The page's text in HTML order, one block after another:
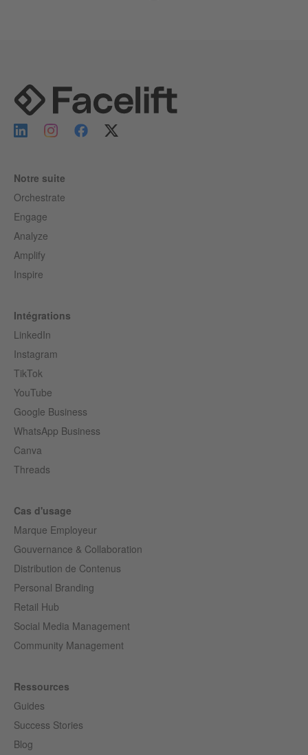
Notre suite
Orchestrate
Engage
Analyze
Amplify
Inspire
Intégrations
LinkedIn
Instagram
TikTok
YouTube
Google Business
WhatsApp Business
Canva
Threads
Cas d'usage
Marque Employeur
Gouvernance & Collaboration
Distribution de Contenus
Personal Branding
Retail Hub
Social Media Management
Community Management
Ressources
Guides
Success Stories
Blog